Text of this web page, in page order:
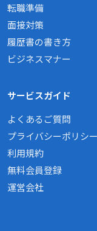
転職準備
面接対策
履歴書の書き方
ビジネスマナー
サービスガイド
よくあるご質問
プライバシーポリシー
利用規約
無料会員登録
運営会社